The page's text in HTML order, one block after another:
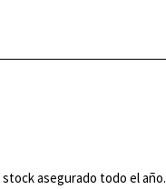
asegurado todo el año.